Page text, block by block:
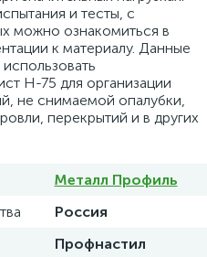
и тесты, с
можно ознакомиться в
к материалу. Данные
Н-75 для организации
не снимаемой опалубки,
перекрытий и в других
Металл Профиль
Россия
Профнастил